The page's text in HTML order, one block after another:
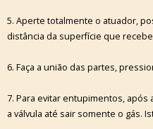
5. Aperte totalmente o atuador,
distância da superfície que
6. Faça a união das partes,
7. Para evitar entupimentos, após
a válvula até sair somente o gás.